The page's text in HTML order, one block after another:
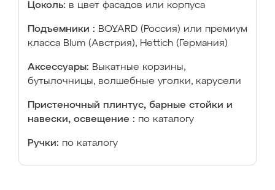
Цоколь: в цвет фасадов или корпуса
Подъемники : BOYARD (Россия) или премиум
класса Blum (Австрия), Hettich (Германия)
Аксессуары: Выкатные корзины,
бутылочницы, волшебные уголки, карусели
Пристеночный плинтус, барные стойки и
навески, освещение : по каталогу
Ручки: по каталогу